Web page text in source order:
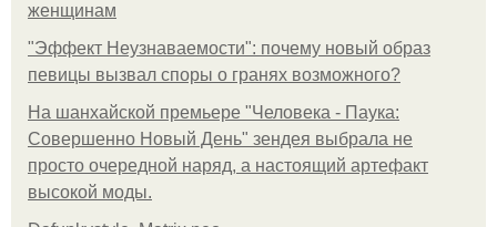
женщинам
"Эффект Неузнаваемости": почему новый образ
певицы вызвал споры о гранях возможного?
На шанхайской премьере "Человека - Паука:
Совершенно Новый День" зендея выбрала не
просто очередной наряд, а настоящий артефакт
высокой моды.